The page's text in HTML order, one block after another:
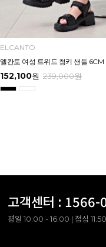
ELCANTO
152,100원 239,000원
고객센터 : 1566-
평일 10:00 - 16:00 | 점심